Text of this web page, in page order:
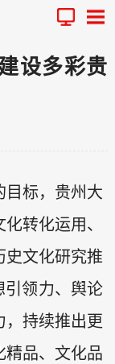
设多彩贵
目标，贵州大
转化运用、
史文化研究推
引领力、舆论
，持续推出更
精品、文化品